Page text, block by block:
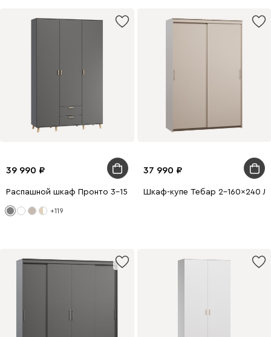
39 990
Распашной шкаф Пронто 3-150x220 Графитовый
+119
37 990
Шкаф-купе Тебар 2-160x240